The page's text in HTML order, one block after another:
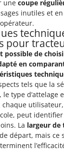
une coupe
inutiles et
pour
possible de
en
tels que la
type d’attelage
peut
La largeur de
départ, mais ce